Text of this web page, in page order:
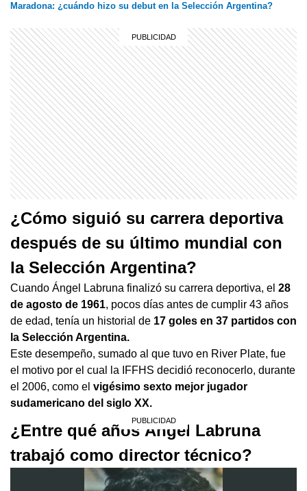
Maradona: ¿cuándo hizo su debut en la Selección Argentina?
¿Cómo siguió su carrera deportiva
después de su último mundial con
la Selección Argentina?
Cuando Ángel Labruna finalizó su carrera deportiva, el 28
de agosto de 1961, pocos días antes de cumplir 43 años
de edad, tenía un historial de 17 goles en 37 partidos con
la Selección Argentina.
Este desempeño, sumado al que tuvo en River Plate, fue
el motivo por el cual la IFFHS decidió reconocerlo, durante
el 2006, como el vigésimo sexto mejor jugador
sudamericano del siglo XX.
¿Entre qué años Ángel Labruna
trabajó como director técnico?